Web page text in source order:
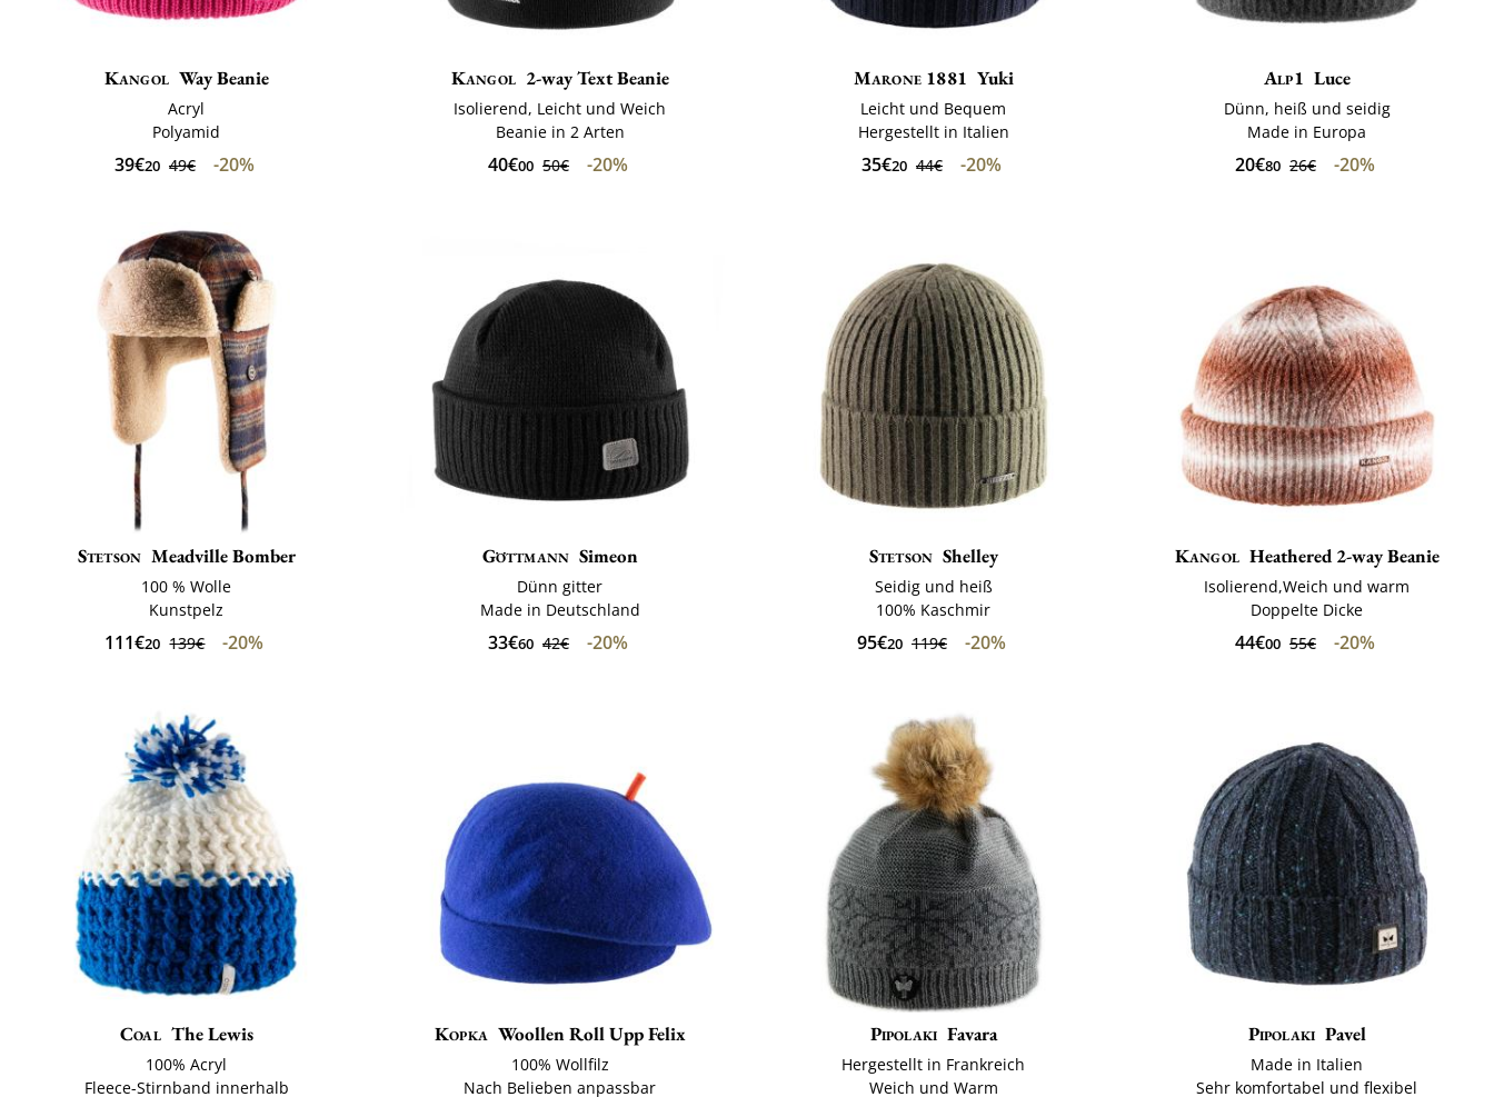
Kangol Way Beanie
Acryl
Polyamid
39€20 49€ -20%
Kangol 2-way Text Beanie
Isolierend, Leicht und Weich
Beanie in 2 Arten
40€00 50€ -20%
Marone 1881 Yuki
Leicht und Bequem
Hergestellt in Italien
35€20 44€ -20%
Alp1 Luce
Dünn, heiß und seidig
Made in Europa
20€80 26€ -20%
Stetson Meadville Bomber
100 % Wolle
Kunstpelz
111€20 139€ -20%
Göttmann Simeon
Dünn gitter
Made in Deutschland
33€60 42€ -20%
Stetson Shelley
Seidig und heiß
100% Kaschmir
95€20 119€ -20%
Kangol Heathered 2-way Beanie
Isolierend,Weich und warm
Doppelte Dicke
44€00 55€ -20%
Coal The Lewis
100% Acryl
Fleece-Stirnband innerhalb
Kopka Woollen Roll Upp Felix
100% Wollfilz
Nach Belieben anpassbar
Pipolaki Favara
Hergestellt in Frankreich
Weich und Warm
Pipolaki Pavel
Made in Italien
Sehr komfortabel und flexibel